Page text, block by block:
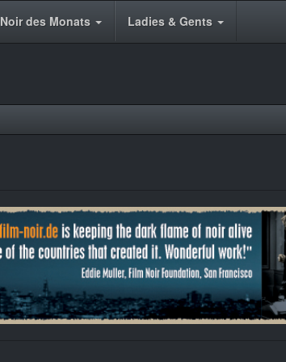
Noir des Monats Ladies & Gents